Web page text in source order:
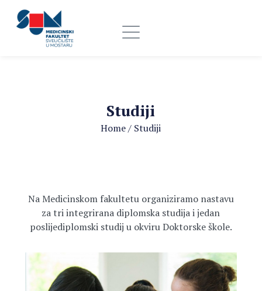
Studiji
Home/ Studiji
Na Medicinskom fakultetu organiziramo nastavu
za tri integrirana diplomska studija i jedan
poslijediplomski studij u okviru Doktorske škole.